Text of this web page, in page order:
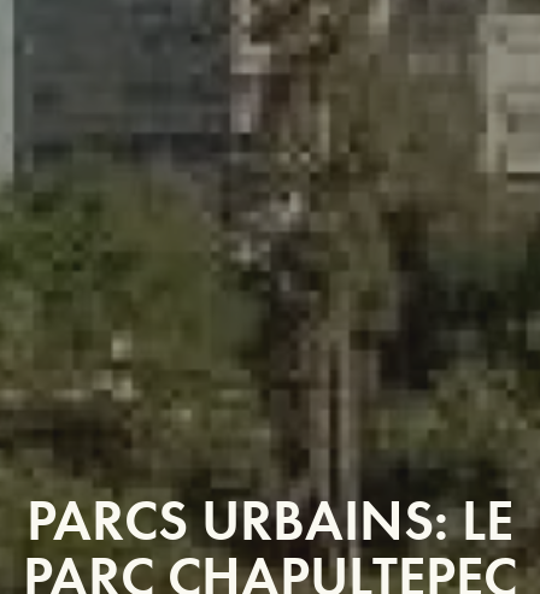
PARCS URBAINS: LE
PARC CHAPULTEPEC